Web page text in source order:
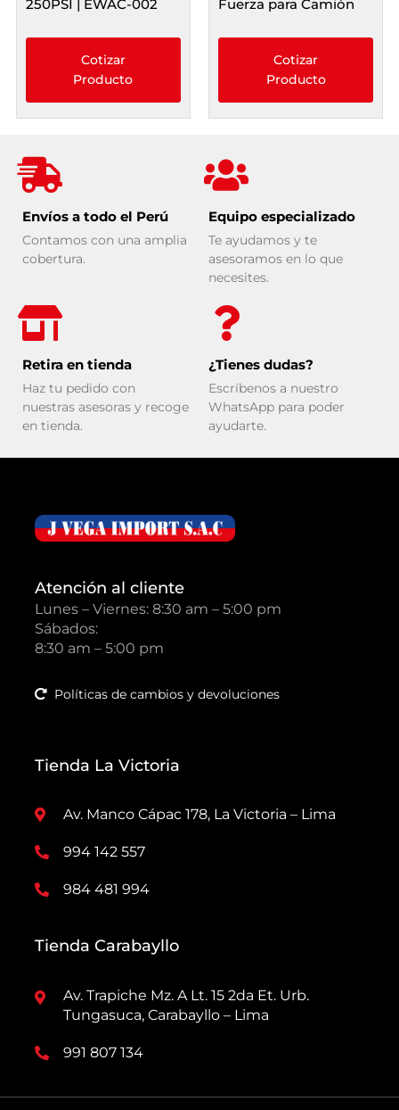
250PSI | EWAC-002
Cotizar
Producto
Fuerza para Camión
Cotizar
Producto
Envíos a todo el Perú
Contamos con una amplia
cobertura.
Equipo especializado
Te ayudamos y te
asesoramos en lo que
necesites.
Retira en tienda
Haz tu pedido con
nuestras asesoras y recoge
en tienda.
¿Tienes dudas?
Escríbenos a nuestro
WhatsApp para poder
ayudarte.
Atención al cliente
Lunes – Viernes: 8:30 am – 5:00 pm
Sábados:
8:30 am – 5:00 pm
Políticas de cambios y devoluciones
Tienda La Victoria
Av. Manco Cápac 178, La Victoria – Lima
994 142 557
984 481 994
Tienda Carabayllo
Av. Trapiche Mz. A Lt. 15 2da Et. Urb.
Tungasuca, Carabayllo – Lima
991 807 134